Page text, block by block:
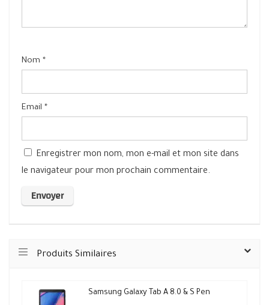
Nom *
Email *
Enregistrer mon nom, mon e-mail et mon site dans
le navigateur pour mon prochain commentaire.
Produits Similaires
Samsung Galaxy Tab A 8.0 & S Pen